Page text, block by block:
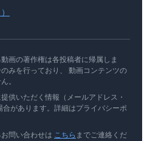
画の著作権は各投稿者に帰属しま
みを行っており、 動画コンテンツの
。
供いただく情報（メールアドレス・
があります。詳細はプライバシーポ
問い合わせは こちら までご連絡くだ